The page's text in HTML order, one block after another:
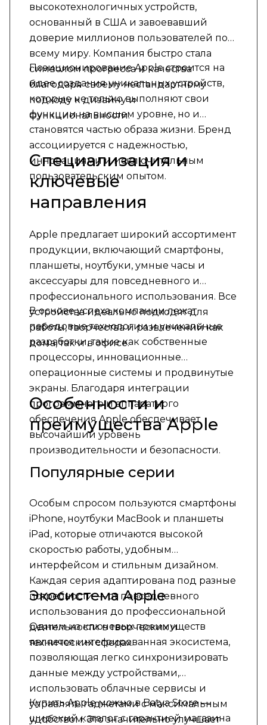
высокотехнологичных устройств,
основанный в США и завоевавший
доверие миллионов пользователей по
всему миру. Компания быстро стала
символом прогресса и качества
благодаря своему нестандартному
подходу к дизайну и
функциональности.
Позиционирование Apple строится на
идее создания уникальных устройств,
которые не только выполняют свои
функции на высшем уровне, но и
становятся частью образа жизни. Бренд
ассоциируется с надежностью,
инновациями и исключительным
пользовательским опытом.
Специализация и
ключевые
направления
Apple предлагает широкий ассортимент
продукции, включающий смартфоны,
планшеты, ноутбуки, умные часы и
аксессуары для повседневного и
профессионального использования. Все
устройства идеально подходят для
работы, творчества и развлечений как
дома, так и в офисе.
В основе успеха компании лежат
передовые технологии и уникальные
разработки, такие как собственные
процессоры, инновационные
операционные системы и продвинутые
экраны. Благодаря интеграции
программного и аппаратного
обеспечения Apple обеспечивает
высочайший уровень
производительности и безопасности.
Особенности и
преимущества Apple
Популярные серии
Особым спросом пользуются смартфоны
iPhone, ноутбуки MacBook и планшеты
iPad, которые отличаются высокой
скоростью работы, удобным
интерфейсом и стильным дизайном.
Каждая серия адаптирована под разные
потребности — от повседневного
использования до профессиональной
деятельности в творческих и
технических сферах.
Экосистема Apple
Одним из ключевых преимуществ
является интегрированная экосистема,
позволяющая легко синхронизировать
данные между устройствами,
использовать облачные сервисы и
управлять гаджетами с максимальным
удобством. Это значительно улучшает
Купить Apple можно в Batya Store —
широкий каталог с гарантией магазина